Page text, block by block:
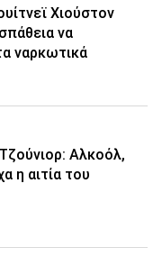
Χιούστον
να
ναρκωτικά
Αλκοόλ,
η αιτία του